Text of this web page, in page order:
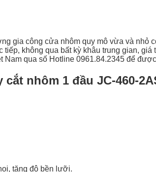
gia công cửa nhôm quy mô vừa và nhỏ
không qua bất kỳ khâu trung gian,
qua số Hotline 0961.84.2345 để
nhôm 1 đầu JC-460-
tăng độ bền lưỡi.